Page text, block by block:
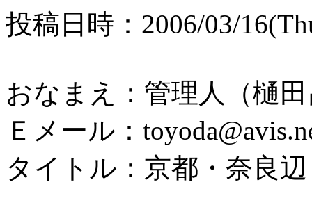
投稿日時：2006/03/
おなまえ：管理人（樋
Ｅメール：
タイトル：京都・奈良